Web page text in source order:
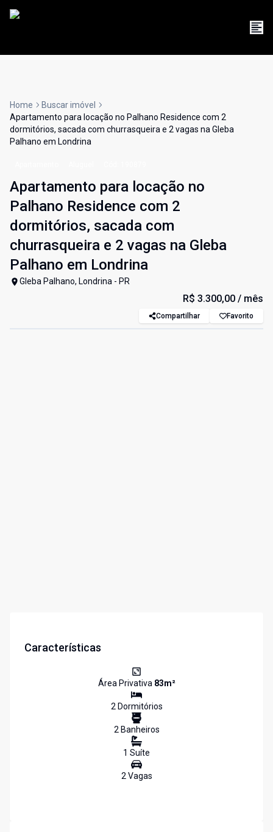
Home
Buscar imóvel
Apartamento para locação no Palhano Residence com 2
dormitórios, sacada com churrasqueira e 2 vagas na Gleba
Palhano em Londrina
Apartamento para locação no
Palhano Residence com 2
dormitórios, sacada com
churrasqueira e 2 vagas na Gleba
Palhano em Londrina
Gleba Palhano, Londrina - PR
R$ 3.300,00 / mês
Compartilhar Favorito
Características
Área Privativa 83m²
2Dormitórios
2Banheiros
1 Suíte
2Vagas